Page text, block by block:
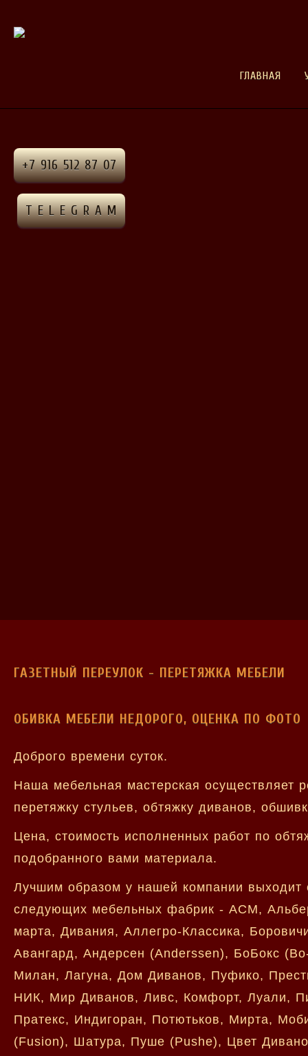
ГЛАВНАЯ
+7 916 512 87 07
T E L E G R A M
ГАЗЕТНЫЙ ПЕРЕУЛОК - ПЕРЕТЯЖКА МЕБЕЛИ
ОБИВКА МЕБЕЛИ НЕДОРОГО, ОЦЕНКА ПО ФОТО
Доброго времени суток.
Наша мебельная мастерская осуществляет
перетяжку стульев, обтяжку диванов,
Цена, стоимость исполненных работ по
подобранного вами материала.
Лучшим образом у нашей компании выходит
следующих мебельных фабрик - АСМ,
марта, Дивания, Аллегро-Классика,
Авангард, Андерсен (Anderssen), БоБокс
Милан, Лагуна, Дом Диванов, Пуфико,
НИК, Мир Диванов, Ливс, Комфорт, Луали,
Пратекс, Индигоран, Потютьков, Мирта,
(Fusion), Шатура, Пуше (Pushe), Цвет